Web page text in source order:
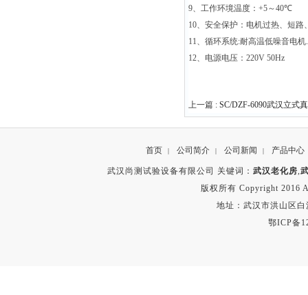
9、工作环境温度： +5～40℃
10、安全保护：电机过热、短路
11、循环系统:耐高温低噪音电机.
12、电源电压： 220V 50Hz
上一篇 : SC/DZF-6090武汉立式
首页 | 公司简介 | 公司新闻 | 产品中心
武汉尚测试验设备有限公司 关键词：武汉老化房,
版权所有 Copyright 2016
地址：武汉市洪山区
鄂ICP备